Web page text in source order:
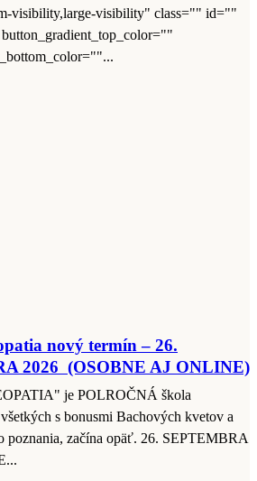
visibility,large-visibility" class="" id=""
nový termín – 26.
2026 (OSOBNE AJ ONLINE)
je POLROČNÁ škola
s bonusmi Bachových kvetov a
poznania, začína opäť. 26. SEPTEMBRA